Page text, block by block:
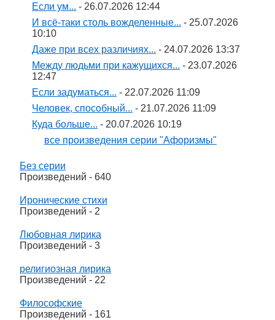
Если ум... - 26.07.2026 12:44
И всё-таки столь вожделенные... - 25.07.2026
10:10
Даже при всех различиях... - 24.07.2026 13:37
Между людьми при кажущихся... - 23.07.2026
12:47
Если задуматься... - 22.07.2026 11:09
Человек, способный... - 21.07.2026 11:09
Куда больше... - 20.07.2026 10:19
все произведения серии "Афоризмы"
Без серии
Произведений - 640
Иронические стихи
Произведений - 2
Любовная лирика
Произведений - 3
религиозная лирика
Произведений - 22
Философские
Произведений - 161